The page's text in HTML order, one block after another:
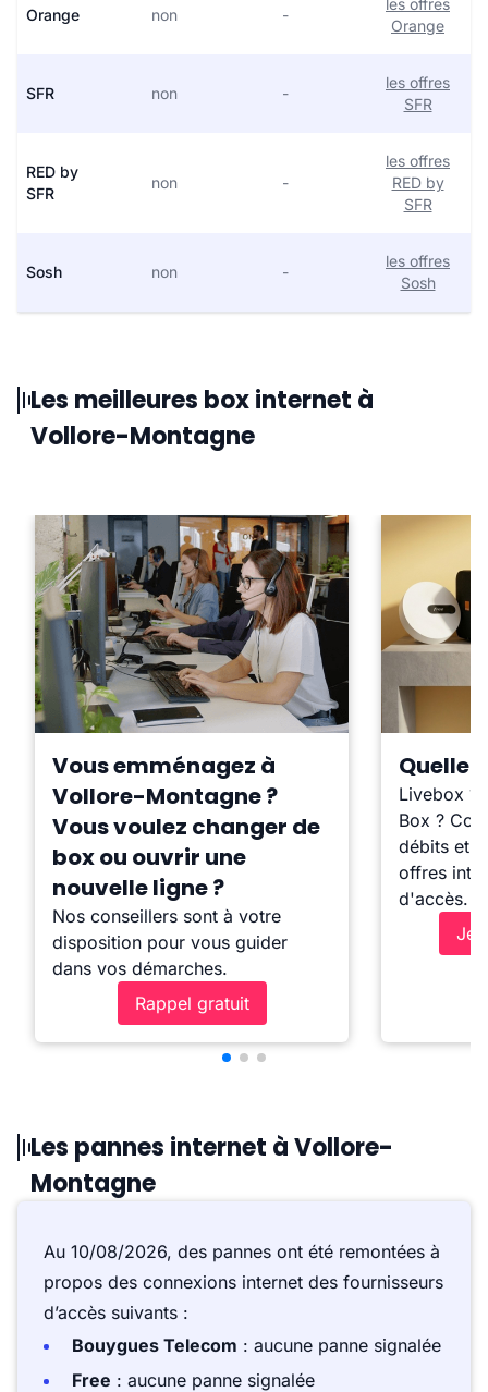
Orange non -
les offres
Orange
SFR non -
les offres
SFR
RED by
SFR
non -
les offres
RED by
SFR
Sosh non -
les offres
Sosh
Les meilleures box internet à
Vollore-Montagne
Vous emménagez à
Vollore-Montagne ?
Vous voulez changer de
box ou ouvrir une
nouvelle ligne ?
Nos conseillers sont à votre
disposition pour vous guider
dans vos démarches.
Rappel gratuit
Quelle
Livebox ?
Box ?
débits et
offres
d'accès.
Je
Les pannes internet à Vollore-
Montagne
Au 10/08/2026, des pannes ont été remontées à
propos des connexions internet des fournisseurs
d’accès suivants :
Bouygues Telecom : aucune panne signalée
Free : aucune panne signalée